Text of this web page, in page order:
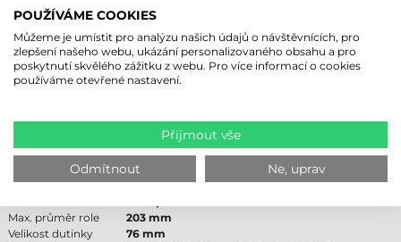
měla být páska vždy minimálně o 2 mm širší než samotná etiketa.
ZEBRA ZT620 TISKÁRNA ETIKET –
TECHNICKÉ PARAMETRY
Hodnota
Značka
Zebra
ZT620
Technologie
termotransferová
Max. průměr role
203 mm
Velikost dutinky
76 mm
POUŽÍVÁME COOKIES
Můžeme je umístit pro analýzu našich údajů o návštěvnících, pro
zlepšení našeho webu, ukázání personalizovaného obsahu a pro
poskytnutí skvělého zážitku z webu. Pro více informací o cookies
používáme otevřené nastavení.
Přijmout vše
Odmítnout Ne, uprav